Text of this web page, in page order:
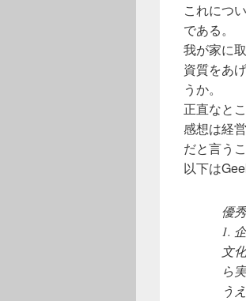
これにつ
である。
我が家に
資質をあ
うか。
正直なと
感想は経
だと言う
以下は
優
1.
文
ら
う